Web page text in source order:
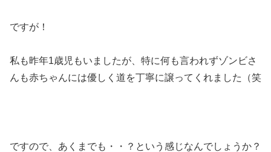
ですが！
私も昨年1歳児もいましたが、特に何も言われずゾンビさ
んも赤ちゃんには優しく道を丁寧に譲ってくれました（笑
ですので、あくまでも・・？という感じなんでしょうか？